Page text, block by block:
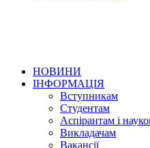
НОВИНИ
ІНФОРМАЦІЯ
Вступникам
Студентам
Аспірантам і
Викладачам
Вакансії